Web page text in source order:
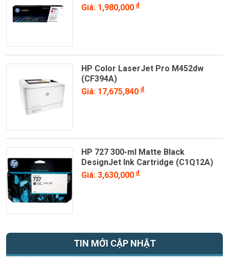
Giá: 1,980,000đ
HP Color LaserJet Pro M452dw
(CF394A)
Giá: 17,675,840đ
HP 727 300-ml Matte Black
DesignJet Ink Cartridge (C1Q12A)
Giá: 3,630,000đ
TIN MỚI CẬP NHẬT